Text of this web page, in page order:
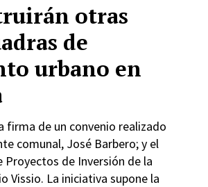
otras
de
urbano en
firma de un convenio realizado
comunal, José Barbero; y el
Proyectos de Inversión de la
Vissio. La iniciativa supone la